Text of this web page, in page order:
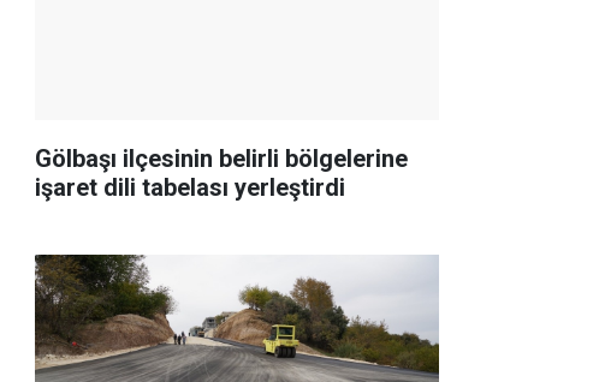
Gölbaşı ilçesinin belirli bölgelerine
işaret dili tabelası yerleştirdi